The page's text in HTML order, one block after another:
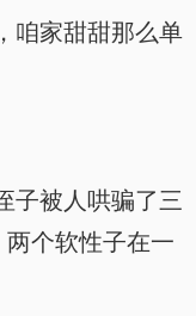
咱家甜甜那么单
子被人哄骗了三
个软性子在一